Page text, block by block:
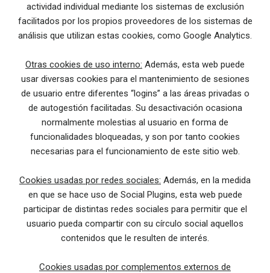
actividad individual mediante los sistemas de exclusión
facilitados por los propios proveedores de los sistemas de
análisis que utilizan estas cookies, como Google Analytics.
Otras cookies de uso interno: Además, esta web puede
usar diversas cookies para el mantenimiento de sesiones
de usuario entre diferentes “logins” a las áreas privadas o
de autogestión facilitadas. Su desactivación ocasiona
normalmente molestias al usuario en forma de
funcionalidades bloqueadas, y son por tanto cookies
necesarias para el funcionamiento de este sitio web.
Cookies usadas por redes sociales: Además, en la medida
en que se hace uso de Social Plugins, esta web puede
participar de distintas redes sociales para permitir que el
usuario pueda compartir con su círculo social aquellos
contenidos que le resulten de interés.
Cookies usadas por complementos externos de